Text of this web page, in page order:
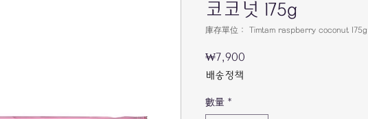
코코넛 175g
庫存單位： Timtam raspberry coconut 175g
₩7,900
배송정책
數量 *